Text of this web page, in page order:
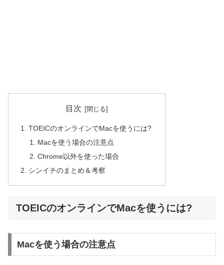
目次
TOEICのオンラインでMacを使うには?
Macを使う場合の注意点
Chrome以外を使った場合
シンイチのまとめ＆考察
TOEICのオンラインでMacを使うには?
Macを使う場合の注意点